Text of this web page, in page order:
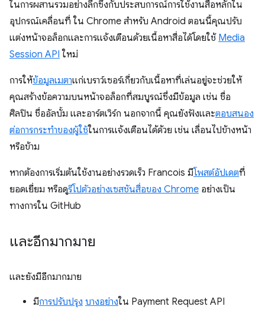
ในการผสานรวมอย่างลึกซึ้งกับประสบการณ์การใช้งานสื่อหลักใน
อุปกรณ์เคลื่อนที่ ใน Chrome สำหรับ Android ตอนนี้คุณปรับ
แต่งหน้าจอล็อกและการแจ้งเตือนด้วยเนื้อหาสื่อได้โดยใช้ Media
Session API ใหม่
การให้ข้อมูลเมตาแก่เบราว์เซอร์เกี่ยวกับเนื้อหาที่เล่นอยู่จะช่วยให้
คุณสร้างข้อความบนหน้าจอล็อกที่สมบูรณ์ซึ่งมีข้อมูล เช่น ชื่อ
ศิลปิน ชื่ออัลบั้ม และอาร์ตเวิร์ก นอกจากนี้ คุณยังฟังและตอบสนอง
ต่อการกระทำของผู้ใช้ในการแจ้งเตือนได้ด้วย เช่น เลื่อนไปข้างหน้า
หรือข้าม
หากต้องการเริ่มต้นใช้งานอย่างรวดเร็ว Francois มีโพสต์อัปเดตที่
ยอดเยี่ยม หรือดูรีโปตัวอย่างเซสชันสื่อของ Chrome อย่างเป็น
ทางการใน GitHub
และอีกมากมาย
และยังมีอีกมากมาย
มีการปรับปรุง บางอย่างใน Payment Request API